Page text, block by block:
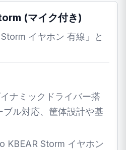
(マイク付き)
イヤホン 有線」と
ナミックドライバー搭
ル対応、筐体設計や基
KBEAR Storm イヤホン